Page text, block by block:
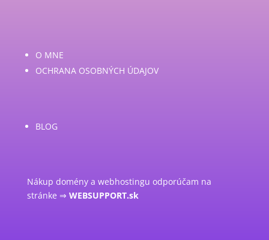
O MNE
OCHRANA OSOBNÝCH ÚDAJOV
BLOG
Nákup domény a webhostingu odporúčam na
stránke ⇒ WEBSUPPORT.sk